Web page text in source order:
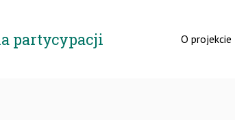
partycypacji O projekcie